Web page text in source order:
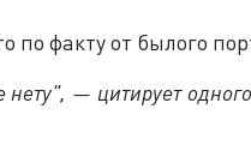
факту от былого
— цитирует